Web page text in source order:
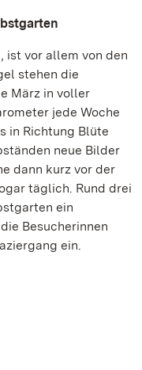
ist vor allem von den
stehen die
März in voller
jede Woche
in Richtung Blüte
neue Bilder
dann kurz vor der
täglich. Rund drei
ein
Besucherinnen
ein.